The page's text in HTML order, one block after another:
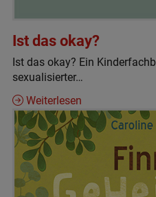
Ist das okay?
Ist das okay? Ein
sexualisierter…
Weiterlesen